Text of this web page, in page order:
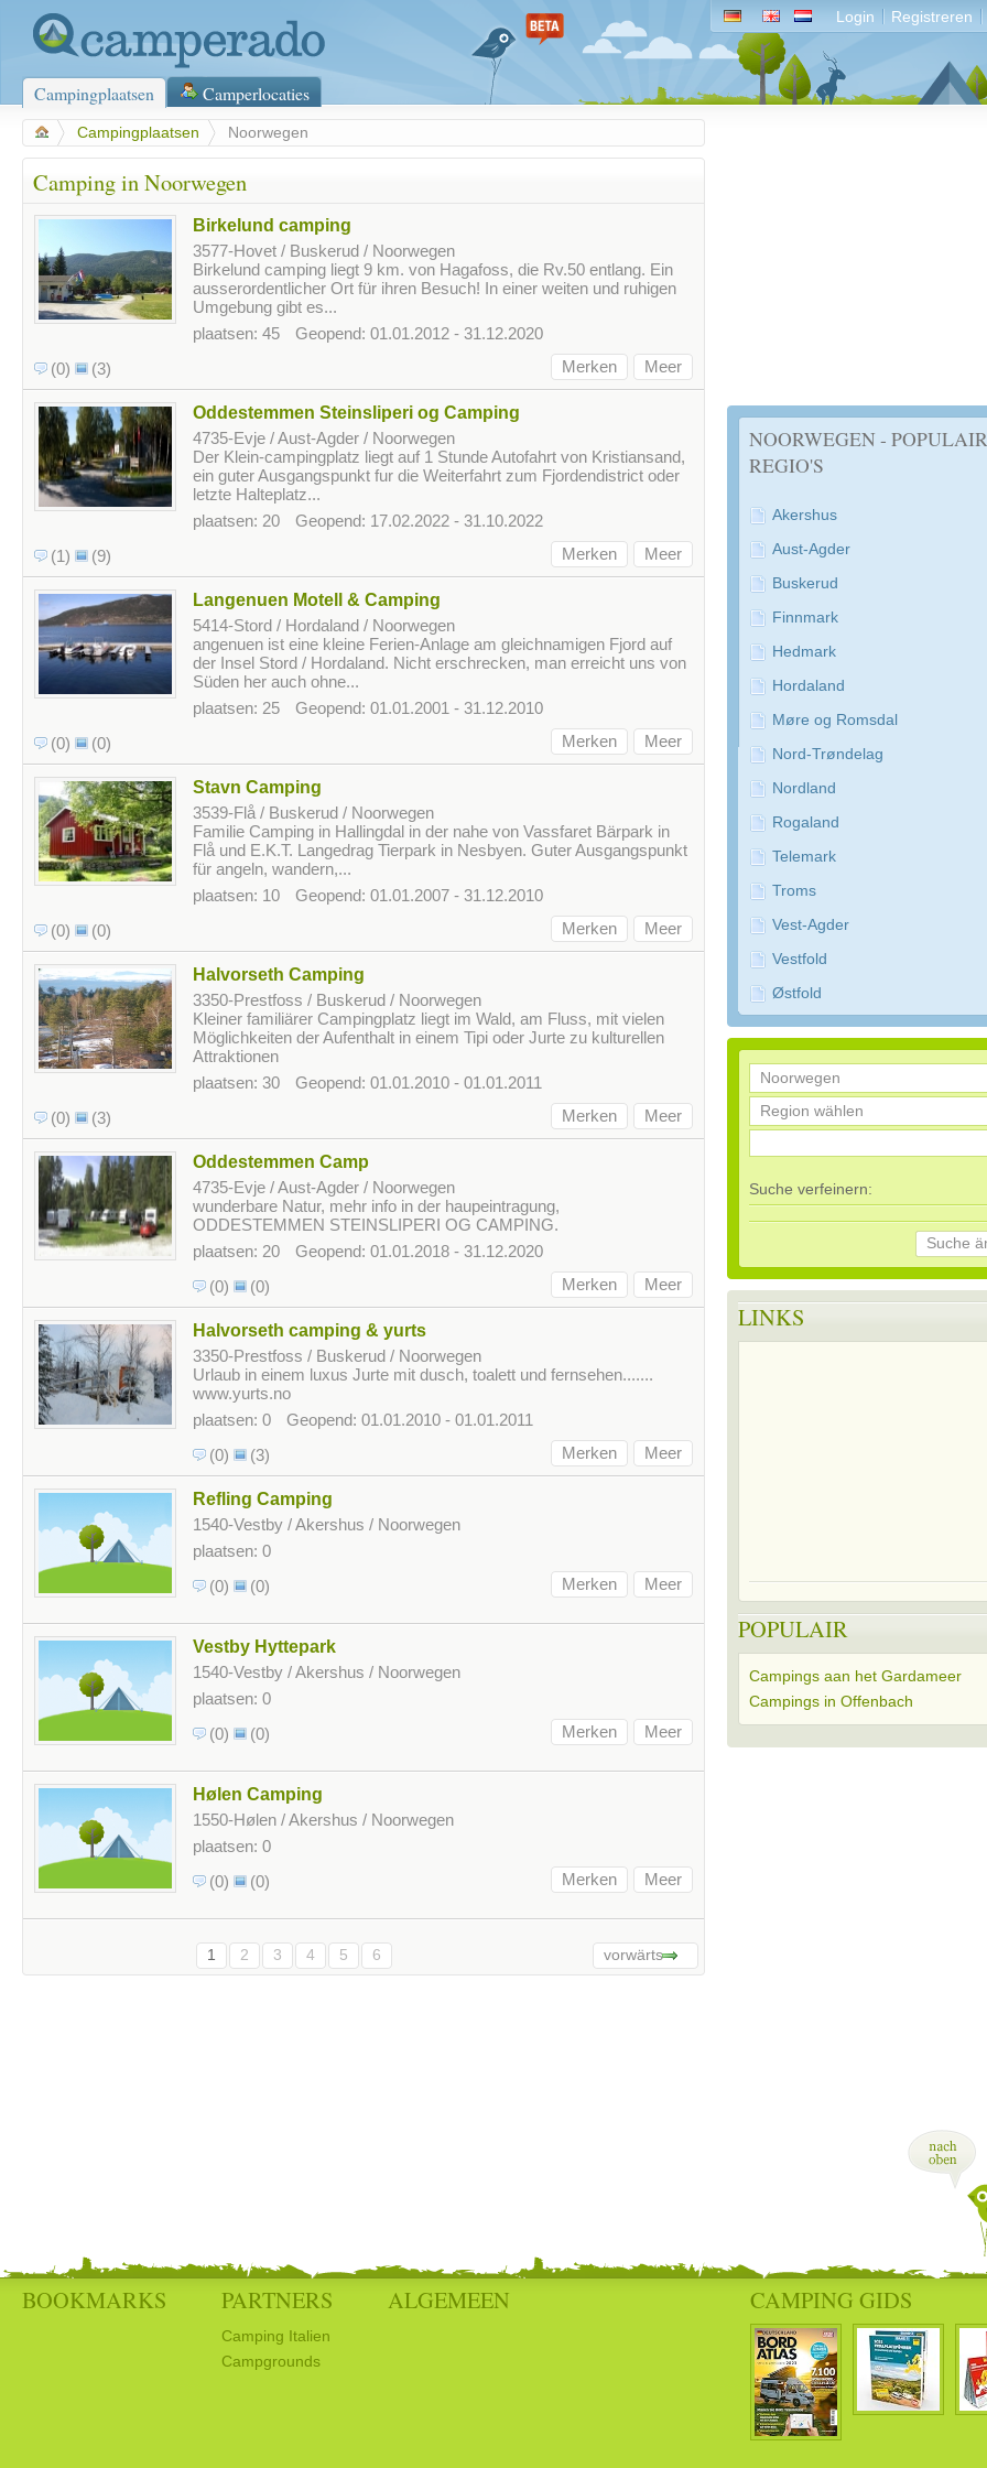
Login Registreren
Campingplaatsen Camperlocaties
Campingplaatsen Noorwegen
Camping in Noorwegen
Birkelund camping
3577-Hovet / Buskerud / Noorwegen
Birkelund camping liegt 9 km. von Hagafoss, die Rv.50 entlang. Ein
ausserordentlicher Ort für ihren Besuch! In einer weiten und ruhigen
Umgebung gibt es...
plaatsen: 45
Geopend: 01.01.2012 - 31.12.2020
Meer
Merken
(0) (3)
Oddestemmen Steinsliperi og Camping
4735-Evje / Aust-Agder / Noorwegen
Der Klein-campingplatz liegt auf 1 Stunde Autofahrt von Kristiansand,
ein guter Ausgangspunkt fur die Weiterfahrt zum Fjordendistrict oder
letzte Halteplatz...
plaatsen: 20
Geopend: 17.02.2022 - 31.10.2022
Meer
Merken
(1) (9)
Langenuen Motell & Camping
5414-Stord / Hordaland / Noorwegen
angenuen ist eine kleine Ferien-Anlage am gleichnamigen Fjord auf
der Insel Stord / Hordaland. Nicht erschrecken, man erreicht uns von
Süden her auch ohne...
plaatsen: 25
Geopend: 01.01.2001 - 31.12.2010
Meer
Merken
(0) (0)
Stavn Camping
3539-Flå / Buskerud / Noorwegen
Familie Camping in Hallingdal in der nahe von Vassfaret Bärpark in
Flå und E.K.T. Langedrag Tierpark in Nesbyen. Guter Ausgangspunkt
für angeln, wandern,...
plaatsen: 10
Geopend: 01.01.2007 - 31.12.2010
Meer
Merken
(0) (0)
Halvorseth Camping
3350-Prestfoss / Buskerud / Noorwegen
Kleiner familiärer Campingplatz liegt im Wald, am Fluss, mit vielen
Möglichkeiten der Aufenthalt in einem Tipi oder Jurte zu kulturellen
Attraktionen
plaatsen: 30
Geopend: 01.01.2010 - 01.01.2011
Meer
Merken
(0) (3)
Oddestemmen Camp
4735-Evje / Aust-Agder / Noorwegen
wunderbare Natur, mehr info in der haupeintragung,
ODDESTEMMEN STEINSLIPERI OG CAMPING.
plaatsen: 20
Geopend: 01.01.2018 - 31.12.2020
Meer
Merken
(0) (0)
Halvorseth camping & yurts
3350-Prestfoss / Buskerud / Noorwegen
Urlaub in einem luxus Jurte mit dusch, toalett und fernsehen.......
www.yurts.no
plaatsen: 0
Geopend: 01.01.2010 - 01.01.2011
Meer
Merken
(0) (3)
Refling Camping
1540-Vestby / Akershus / Noorwegen
plaatsen: 0
Meer
Merken
(0) (0)
Vestby Hyttepark
1540-Vestby / Akershus / Noorwegen
plaatsen: 0
Meer
Merken
(0) (0)
Hølen Camping
1550-Hølen / Akershus / Noorwegen
plaatsen: 0
Meer
Merken
(0) (0)
vorwärts
1 2 3 4 5 6
NOORWEGEN -
REGIO'S
Akershus
Aust-Agder
Buskerud
Finnmark
Hedmark
Hordaland
Møre og Romsdal
Nord-Trøndelag
Nordland
Rogaland
Telemark
Troms
Vest-Agder
Vestfold
Østfold
Suche verfeinern:
Suche
LINKS
POPULAIR
Campings aan het Gardameer
Campings in Offenbach
BOOKMARKS PARTNERS
Camping Italien
Campgrounds
ALGEMEEN CAMPING GIDS